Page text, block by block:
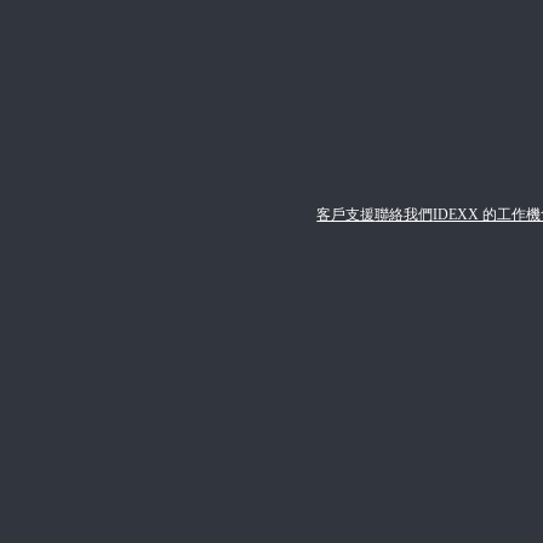
客戶支援聯絡我們IDEXX 的工作